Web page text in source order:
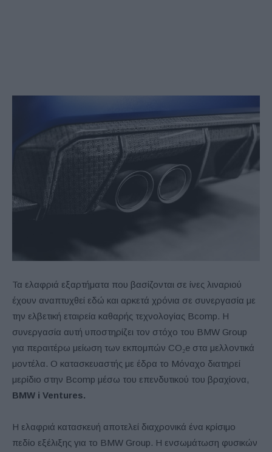
Τα ελαφριά εξαρτήματα που βασίζονται σε ίνες λιναριού
έχουν αναπτυχθεί εδώ και αρκετά χρόνια σε συνεργασία με
την ελβετική εταιρεία καθαρής τεχνολογίας Bcomp. Η
συνεργασία αυτή υποστηρίζει τον στόχο του BMW Group
για περαιτέρω μείωση των εκπομπών CO₂e στα μελλοντικά
μοντέλα. Ο κατασκευαστής με έδρα το Μόναχο διατηρεί
μερίδιο στην Bcomp μέσω του επενδυτικού του βραχίονα,
BMW i Ventures.
Η ελαφριά κατασκευή αποτελεί διαχρονικά ένα κρίσιμο
πεδίο εξέλιξης για το BMW Group. Η ενσωμάτωση φυσικών